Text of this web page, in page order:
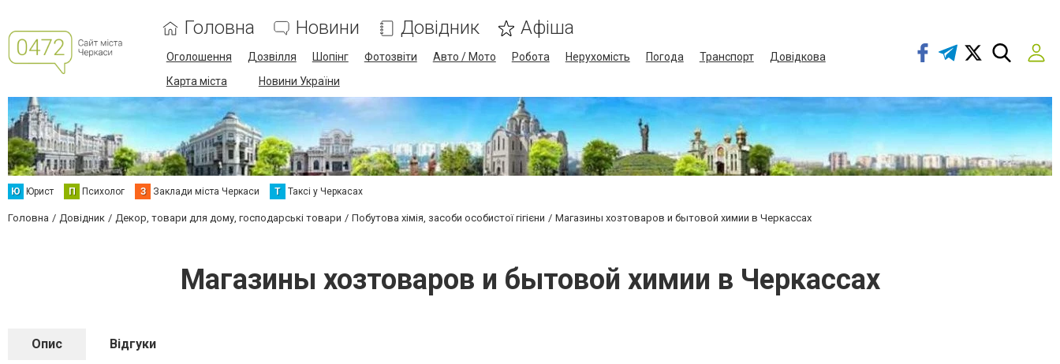
Головна Новини Довідник Афіша
Оголошення Дозвілля Шопінг Фотозвіти Авто / Мото Робота Нерухомість Погода Транспорт
Довідкова
Карта міста
Новини України
Ю Юрист П Психолог З Заклади міста Черкаси Т Таксі у Черкасах
Головна Довідник Декор, товари для дому, господарські товари Побутова хімія, засоби особистої гігієни Магазины хозтоваров и бытовой химии в Черкассах
Магазины хозтоваров и бытовой химии в Черкассах
Опис Відгуки